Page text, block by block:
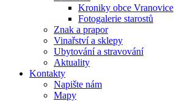
Kroniky obce Vranovice
Fotogalerie starostů
Znak a prapor
Vinařství a sklepy
Ubytování a stravování
Aktuality
Kontakty
Napište nám
Mapy